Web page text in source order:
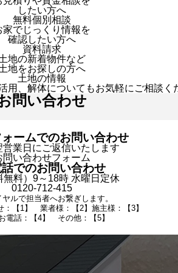
したい方へ
無料個別相談
家でじっくり情報を
確認したい方へ
資料請求
地の新着物件など
地をお探しの方へ
土地の情報
用、解体についてもお気軽にご相談く
問い合わせ
ームでのお問い合わせ
営業日にご返信いたします
問い合わせフォーム
でのお問い合わせ
無料）9～18時 水曜日定休
0120-712-415
ルで担当者へお繋ぎします。
：【1】 業者様：【2】施主様：【3】
電話：【4】 その他：【5】